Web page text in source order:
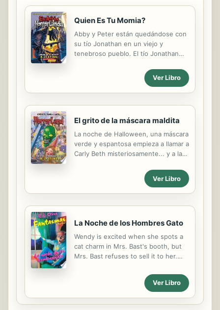
Quien Es Tu Momia?
Abby y Peter están quedándose con
su tío Jonathan en un viejo y
tenebroso pueblo. El tío Jonathan
sala de su casa parece una antigua
tumba. ¿Cuántos secretos ocultará la
cas? A continuación, Abby y Peter se
Slappy y otros villanos están en el
parque de diversiones HorrorLandia.
Un trabajador del parque llamado
Byron los puede ayudar ... pero
Ver Libro
El grito de la máscara maldita
La noche de Halloween, una máscara
verde y espantosa empieza a llamar a
Carly Beth misteriosamente... y a las
gusta que las ignoren. Si Carly Beth
consigue salir con vida después de
pasar la noche en el parque
Horrorland, todas las noches son
Halloween...
Ver Libro
La Noche de los Hombres Gato
Wendy is excited when she spots a
cat charm in Mrs. Bast's booth, but
Mrs. Bast refuses to sell it to her.
charm-- it's a "werecat" charm and
it's dangerous. Wendy doesn't care,
some money, and runs. That night,
Ver Libro